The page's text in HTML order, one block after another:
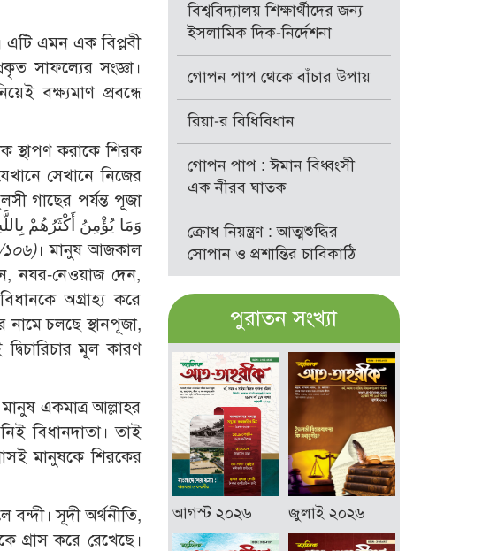
এটি এমন এক বিপ্লবী
সাফল্যের সংজ্ঞা।
বক্ষ্যমাণ প্রবন্ধে
স্থাপণ করাকে শিরক
সেখানে নিজের
গাছের পর্যন্ত পূজা
। মানুষ আজকাল
নযর-নেওয়াজ দেন,
অগ্রাহ্য করে
চলছে স্থানপূজা,
মূল কারণ
একমাত্র আল্লাহর
বিধানদাতা। তাই
মানুষকে শিরকের
সূদী অর্থনীতি,
গ্রাস করে রেখেছে।
বিশ্ববিদ্যালয় শিক্ষার্থীদের জন্য
ইসলামিক দিক-নির্দেশনা
গোপন পাপ থেকে বাঁচার উপায়
রিয়া-র বিধিবিধান
গোপন পাপ : ঈমান বিধ্বংসী
এক নীরব ঘাতক
ক্রোধ নিয়ন্ত্রণ : আত্মশুদ্ধির
সোপান ও প্রশান্তির চাবিকাঠি
পুরাতন সংখ্যা
আগস্ট ২০২৬ জুলাই ২০২৬